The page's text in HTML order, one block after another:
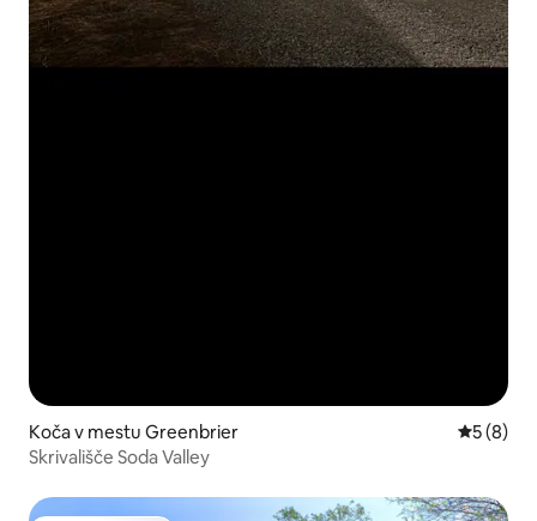
Koča v mestu Greenbrier
5 (8)
Skrivališče Soda Valley